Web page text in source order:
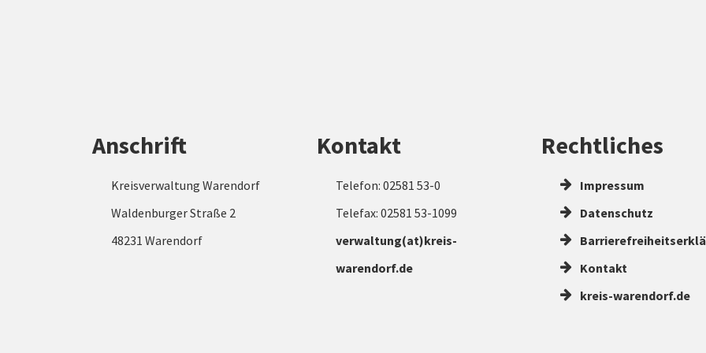
Anschrift
Kreisverwaltung Warendorf
Waldenburger Straße 2
48231 Warendorf
Kontakt
Telefon: 02581 53-0
Telefax: 02581 53-1099
verwaltung(at)kreis-
warendorf.de
Rechtliches
Impressum
Datenschutz
Kontakt
kreis-warendorf.de